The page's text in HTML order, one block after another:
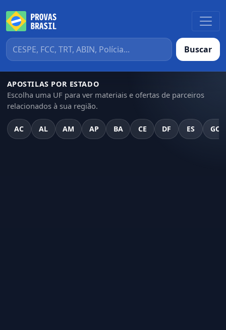
Buscar
APOSTILAS POR ESTADO
Escolha uma UF para ver materiais e ofertas de parceiros
relacionados à sua região.
AC AL AM AP BA CE DF ES GO